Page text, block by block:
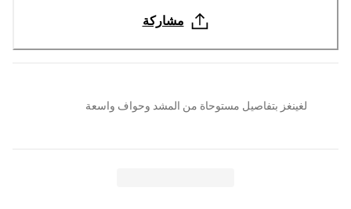
مشاركة
لغينغز بتفاصيل مستوحاة من المشد وحواف واسعة